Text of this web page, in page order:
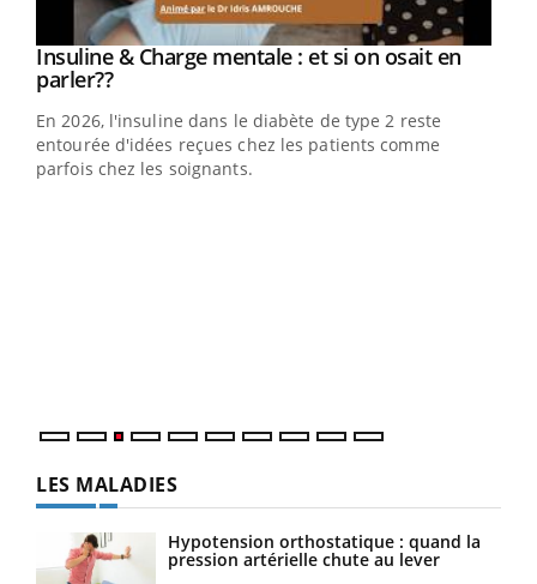
Youtube
Insuline & Charge mentale : et si on osait en
parler??Youtube
En 2026, l'insuline dans le diabète de type 2 reste
entourée d'idées reçues chez les patients comme
parfois chez les soignants.
LES MALADIES
Hypotension orthostatique : quand la
pression artérielle chute au lever